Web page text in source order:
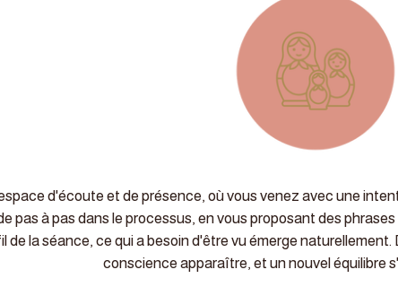
d'écoute et de présence, où vous venez avec une
pas à pas dans le processus, en vous proposant des
de la séance, ce qui a besoin d'être vu émerge
conscience apparaître, et un nouvel équilibre